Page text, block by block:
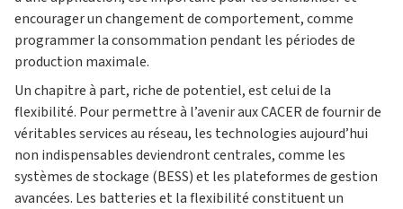
encourager un changement de comportement, comme
programmer la consommation pendant les périodes de
production maximale.
Un chapitre à part, riche de potentiel, est celui de la
flexibilité. Pour permettre à l’avenir aux CACER de fournir de
véritables services au réseau, les technologies aujourd’hui
non indispensables deviendront centrales, comme les
systèmes de stockage (BESS) et les plateformes de gestion
avancées. Les batteries et la flexibilité constituent un